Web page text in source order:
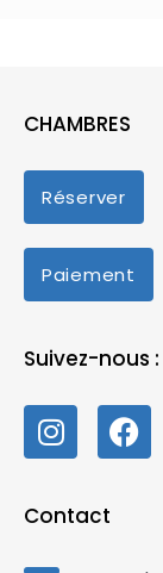
Contact
Suivez-nous :
CHAMBRES
Réserver
Paiement